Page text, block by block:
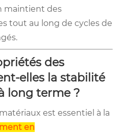
maintient des
tout au long de cycles de
des
elles la stabilité
long terme ?
est essentiel à la
en